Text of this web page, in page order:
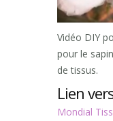
Vidéo DIY
pour le
de tissus.
Lien
Mondial